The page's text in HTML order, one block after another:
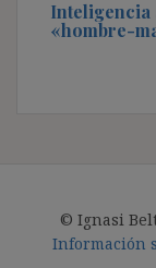
Inteligencia
«hombre-
© Ignasi
Información